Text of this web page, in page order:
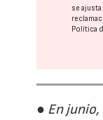
se
Política
● En